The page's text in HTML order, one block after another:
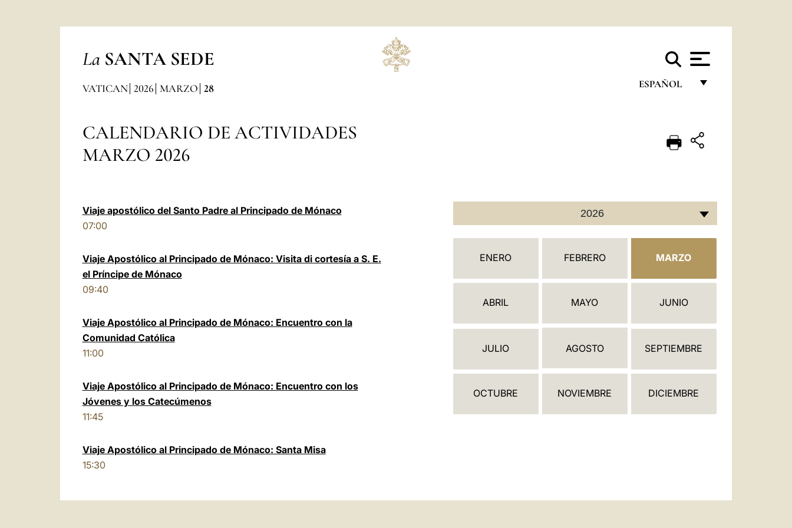
La SANTA SEDE
ESPAÑOL
ITALIANO
ESPAÑOL
VATICAN 2026 MARZO 28
CALENDARIO DE ACTIVIDADES
MARZO 2026
Viaje apostólico del Santo Padre al Principado de Mónaco
07:00
Viaje Apostólico al Principado de Mónaco: Visita di cortesía a S. E.
el Príncipe de Mónaco
09:40
Viaje Apostólico al Principado de Mónaco: Encuentro con la
Comunidad Católica
11:00
Viaje Apostólico al Principado de Mónaco: Encuentro con los
Jóvenes y los Catecúmenos
11:45
Viaje Apostólico al Principado de Mónaco: Santa Misa
15:30
2026
N
A
ENERO FEBRERO MARZO
ABRIL MAYO JUNIO
JULIO AGOSTO SEPTIEMBRE
OCTUBRE NOVIEMBRE DICIEMBRE